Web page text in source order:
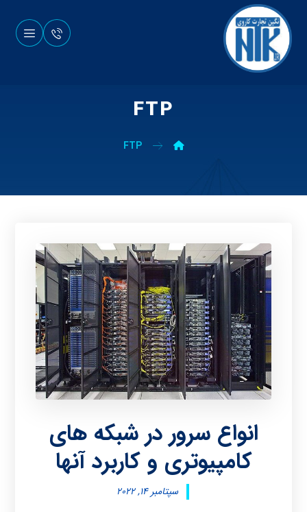
FTP
FTP
انواع سرور در شبکه های
کامپیوتری و کاربرد آنها
سپتامبر ۱۴, ۲۰۲۲